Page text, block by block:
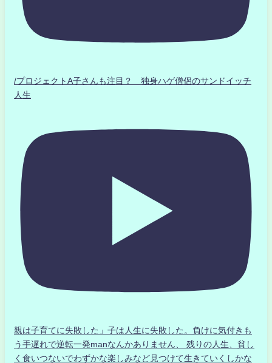
/プロジェクトA子さんも注目？ 独身ハゲ僧侶のサンドイッチ
人生
親は子育てに失敗した」子は人生に失敗した。負けに気付きも
う手遅れで逆転一発manなんかありません、 残りの人生、貧し
く食いつないでわずかな楽しみなど見つけて生きていくしかな